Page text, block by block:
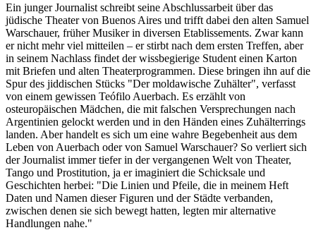
Ein junger Journalist schreibt seine Abschlussarbeit über das
jüdische Theater von Buenos Aires und trifft dabei den alten Samuel
Warschauer, früher Musiker in diversen Etablissements. Zwar kann
er nicht mehr viel mitteilen – er stirbt nach dem ersten Treffen, aber
in seinem Nachlass findet der wissbegierige Student einen Karton
mit Briefen und alten Theaterprogrammen. Diese bringen ihn auf die
Spur des jiddischen Stücks "Der moldawische Zuhälter", verfasst
von einem gewissen Teófilo Auerbach. Es erzählt von
osteuropäischen Mädchen, die mit falschen Versprechungen nach
Argentinien gelockt werden und in den Händen eines Zuhälterrings
landen. Aber handelt es sich um eine wahre Begebenheit aus dem
Leben von Auerbach oder von Samuel Warschauer? So verliert sich
der Journalist immer tiefer in der vergangenen Welt von Theater,
Tango und Prostitution, ja er imaginiert die Schicksale und
Geschichten herbei: "Die Linien und Pfeile, die in meinem Heft
Daten und Namen dieser Figuren und der Städte verbanden,
zwischen denen sie sich bewegt hatten, legten mir alternative
Handlungen nahe."